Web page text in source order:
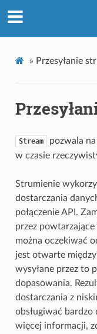
» Przesyłanie
Stream pozwala na
w czasie
Strumienie
dostarczania
połączenie API.
przez
można oczekiwać
jest otwarte
wysyłane przez to
dopasowania.
dostarczania z
obsługiwać bardzo
więcej informacji,